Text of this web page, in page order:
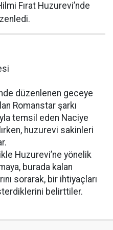
Fırat Huzurevi’nde
düzenlenen geceye
Romanstar şarkı
temsil eden Naciye
huzurevi sakinleri
Huzurevi’ne yönelik
burada kalan
sorarak, bir ihtiyaçları
belirttiler.